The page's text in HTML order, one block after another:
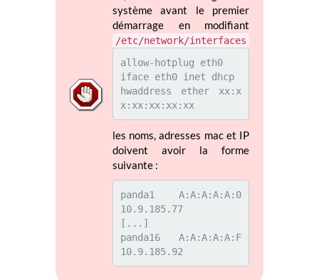
système avant le premier
démarrage en modifiant
/etc/network/interfaces
allow-hotplug eth0
iface eth0 inet dhcp
hwaddress ether xx:x
x:xx:xx:xx:xx
les noms, adresses mac et IP
doivent avoir la forme
suivante :
panda1  A:A:A:A:A:0
10.9.185.77
[...]
panda16 A:A:A:A:A:F
10.9.185.92